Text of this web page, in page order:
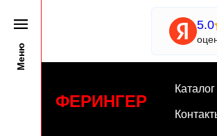
Меню
5.0
ФЕРИНГЕР